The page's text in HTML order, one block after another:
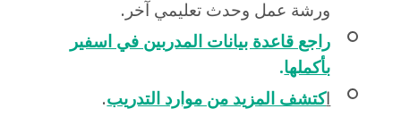
ورشة عمل وحدث تعليمي آخر.
راجع قاعدة بيانات المدربين في اسفير
بأكملها.
اكتشف المزيد من موارد التدريب.